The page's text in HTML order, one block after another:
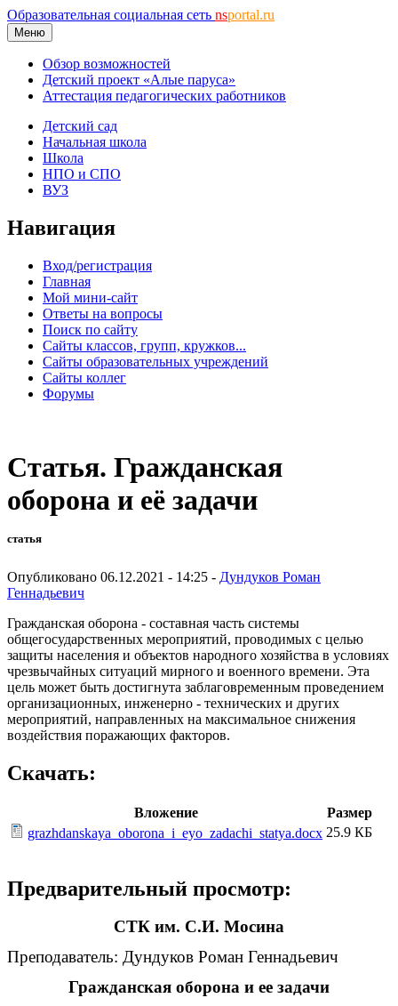
Образовательная социальная сеть nsportal.ru
Меню
Обзор возможностей
Детский проект «Алые паруса»
Аттестация педагогических работников
Детский сад
Начальная школа
Школа
НПО и СПО
ВУЗ
Навигация
Вход/регистрация
Главная
Мой мини-сайт
Ответы на вопросы
Поиск по сайту
Сайты классов, групп, кружков...
Сайты образовательных учреждений
Сайты коллег
Форумы
Статья. Гражданская
оборона и её задачи
статья
Опубликовано 06.12.2021 - 14:25 - Дундуков Роман
Геннадьевич
Гражданская оборона - составная часть системы
общегосударственных мероприятий, проводимых с целью
защиты населения и объектов народного хозяйства в условиях
чрезвычайных ситуаций мирного и военного времени. Эта
цель может быть достигнута заблаговременным проведением
организационных, инженерно - технических и других
мероприятий, направленных на максимальное снижения
воздействия поражающих факторов.
Скачать:
Вложение
Размер
grazhdanskaya_oborona_i_eyo_zadachi_statya.docx 25.9 КБ
Предварительный просмотр:
СТК им. С.И. Мосина
Преподаватель: Дундуков Роман Геннадьевич
Гражданская оборона и ее задачи